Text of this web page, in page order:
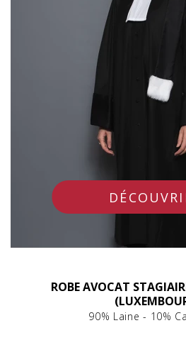
ROBE AVOCAT
90% Laine - 10%